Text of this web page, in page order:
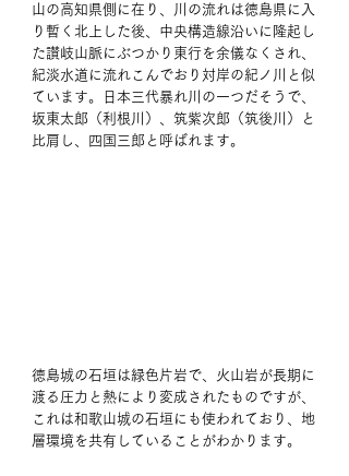
山の高知県側に在り、川の流れは徳島県に入
り暫く北上した後、中央構造線沿いに隆起し
た讃岐山脈にぶつかり東行を余儀なくされ、
紀淡水道に流れこんでおり対岸の紀ノ川と似
ています。日本三代暴れ川の一つだそうで、
坂東太郎（利根川）、筑紫次郎（筑後川）と
比肩し、四国三郎と呼ばれます。
徳島城の石垣は緑色片岩で、火山岩が長期に
渡る圧力と熱により変成されたものですが、
これは和歌山城の石垣にも使われており、地
層環境を共有していることがわかります。